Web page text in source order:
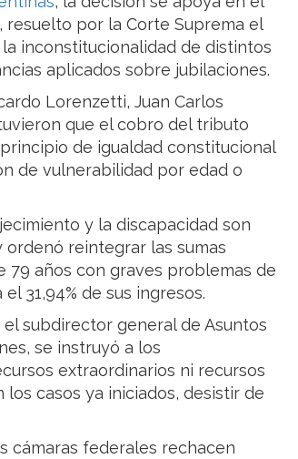
resuelto por la Corte Suprema el
inconstitucionalidad de distintos
aplicados sobre jubilaciones.
Lorenzetti, Juan Carlos
que el cobro del tributo
de igualdad constitucional
de vulnerabilidad por edad o
y la discapacidad son
ordenó reintegrar las sumas
79 años con graves problemas de
31,94% de sus ingresos.
subdirector general de Asuntos
se instruyó a los
extraordinarios ni recursos
casos ya iniciados, desistir de
cámaras federales rechacen